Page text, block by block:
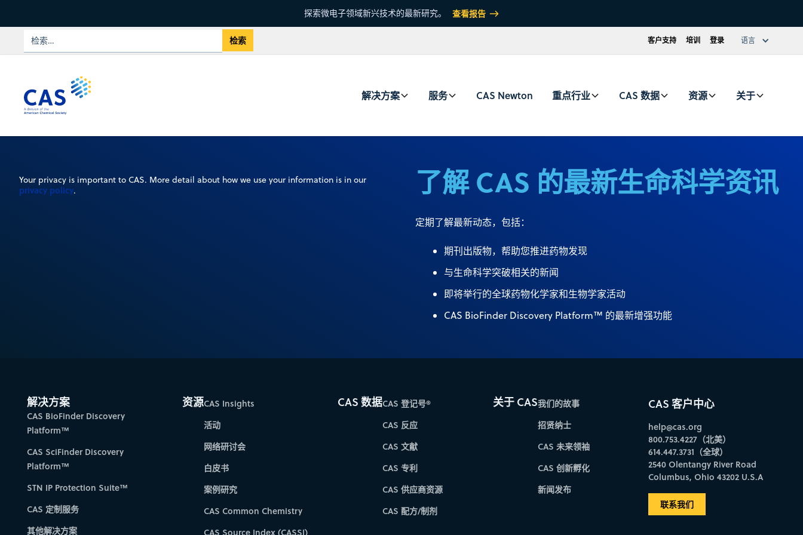
探索微电子领域新兴技术的最新研究。 查看报告
客户支持 培训 登录 语言
解决方案 服务 CAS Newton 重点行业 CAS 数据 资源 关于
Your privacy is important to CAS. More detail about how we use your information is in our
privacy policy. 了解 CAS 的最新生命科学资讯
定期了解最新动态，包括：
期刊出版物，帮助您推进药物发现
与生命科学突破相关的新闻
即将举行的全球药物化学家和生物学家活动
CAS BioFinder Discovery Platform™ 的最新增强功能
解决方案
CAS BioFinder Discovery
Platform™
CAS SciFinder Discovery
Platform™
STN IP Protection Suite™
CAS 定制服务
其他解决方案
资源CAS Insights
活动
网络研讨会
白皮书
案例研究
CAS Common Chemistry
CAS Source Index (CASSI)
CAS 数据CAS 登记号®
CAS 反应
CAS 文献
CAS 专利
CAS 供应商资源
CAS 配方/制剂
关于 CAS我们的故事
招贤纳士
CAS 未来领袖
CAS 创新孵化
新闻发布
CAS 客户中心
help@cas.org
800.753.4227（北美）
614.447.3731（全球）
2540 Olentangy River Road
Columbus, Ohio 43202 U.S.A
联系我们